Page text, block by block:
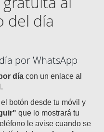
del día
por WhatsApp
día con un enlace al
botón desde tu móvil y
que lo mostrará tu
le avise cuando se